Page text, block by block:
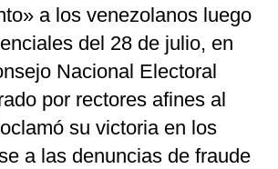
a los venezolanos luego
del 28 de julio, en
Nacional Electoral
por rectores afines al
su victoria en los
a las denuncias de fraude